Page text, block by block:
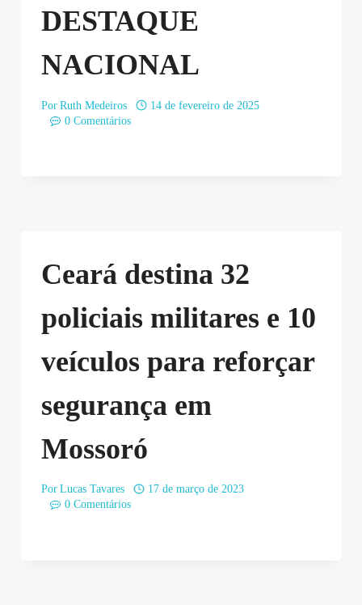
DESTAQUE
NACIONAL
Por Ruth Medeiros
14 de fevereiro de 2025
0 Comentários
Ceará destina 32
policiais militares e 10
veículos para reforçar
segurança em
Mossoró
Por Lucas Tavares
17 de março de 2023
0 Comentários